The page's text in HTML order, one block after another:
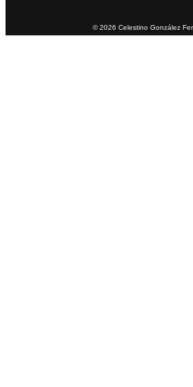
© 2026 Celestino González